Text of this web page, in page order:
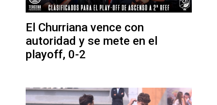
El Churriana vence con
autoridad y se mete en el
playoff, 0-2